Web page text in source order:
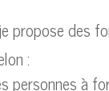
propose des
:
personnes à